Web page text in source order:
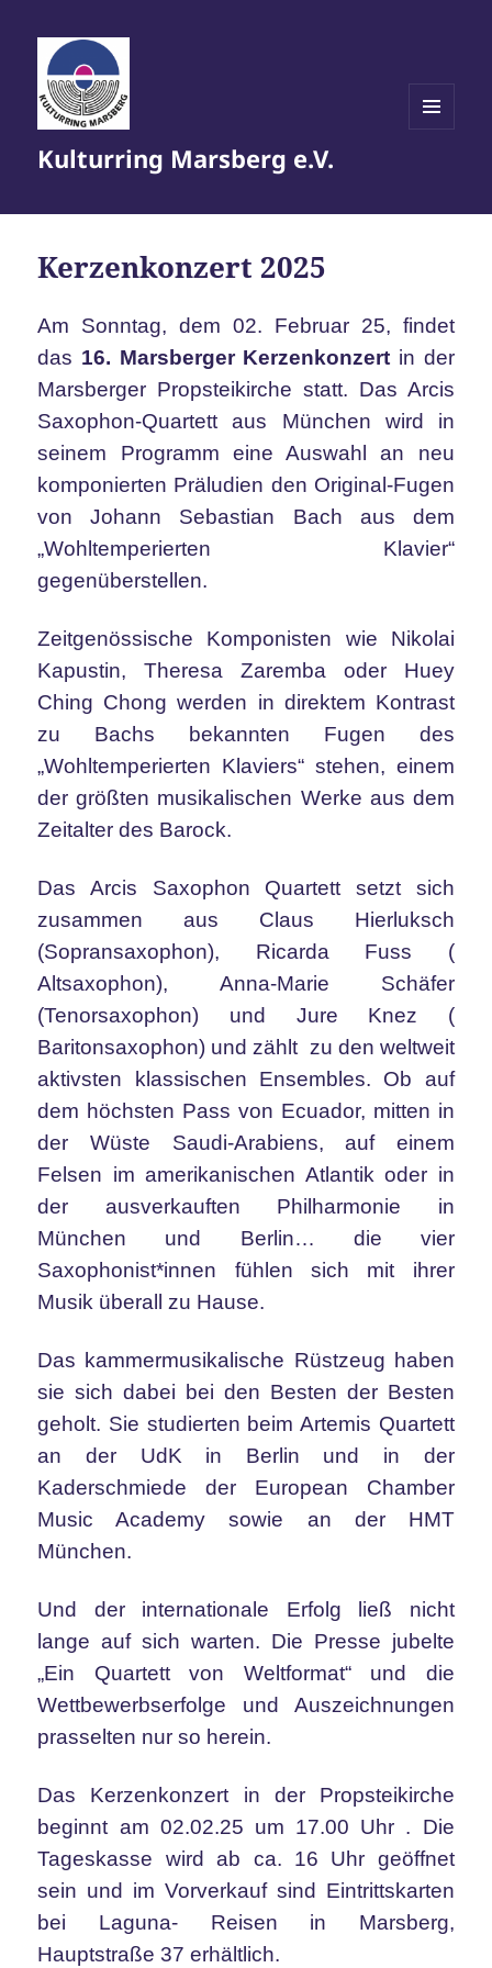
Kulturring Marsberg e.V.
Kerzenkonzert 2025
Am Sonntag, dem 02. Februar 25, findet
das 16. Marsberger Kerzenkonzert in der
Marsberger Propsteikirche statt. Das Arcis
Saxophon-Quartett aus München wird in
seinem Programm eine Auswahl an neu
komponierten Präludien den Original-Fugen
von Johann Sebastian Bach aus dem
„Wohltemperierten Klavier“
gegenüberstellen.
Zeitgenössische Komponisten wie Nikolai
Kapustin, Theresa Zaremba oder Huey
Ching Chong werden in direktem Kontrast
zu Bachs bekannten Fugen des
„Wohltemperierten Klaviers“ stehen, einem
der größten musikalischen Werke aus dem
Zeitalter des Barock.
Das Arcis Saxophon Quartett setzt sich
zusammen aus Claus Hierluksch
(Sopransaxophon), Ricarda Fuss (
Altsaxophon), Anna-Marie Schäfer
(Tenorsaxophon) und Jure Knez (
Baritonsaxophon) und zählt zu den weltweit
aktivsten klassischen Ensembles. Ob auf
dem höchsten Pass von Ecuador, mitten in
der Wüste Saudi-Arabiens, auf einem
Felsen im amerikanischen Atlantik oder in
der ausverkauften Philharmonie in
München und Berlin… die vier
Saxophonist*innen fühlen sich mit ihrer
Musik überall zu Hause.
Das kammermusikalische Rüstzeug haben
sie sich dabei bei den Besten der Besten
geholt. Sie studierten beim Artemis Quartett
an der UdK in Berlin und in der
Kaderschmiede der European Chamber
Music Academy sowie an der HMT
München.
Und der internationale Erfolg ließ nicht
lange auf sich warten. Die Presse jubelte
„Ein Quartett von Weltformat“ und die
Wettbewerbserfolge und Auszeichnungen
prasselten nur so herein.
Das Kerzenkonzert in der Propsteikirche
beginnt am 02.02.25 um 17.00 Uhr . Die
Tageskasse wird ab ca. 16 Uhr geöffnet
sein und im Vorverkauf sind Eintrittskarten
bei Laguna- Reisen in Marsberg,
Hauptstraße 37 erhältlich.